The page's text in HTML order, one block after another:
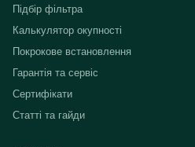
Підбір фільтра
Калькулятор окупності
Покрокове встановлення
Гарантія та сервіс
Сертифікати
Статті та гайди